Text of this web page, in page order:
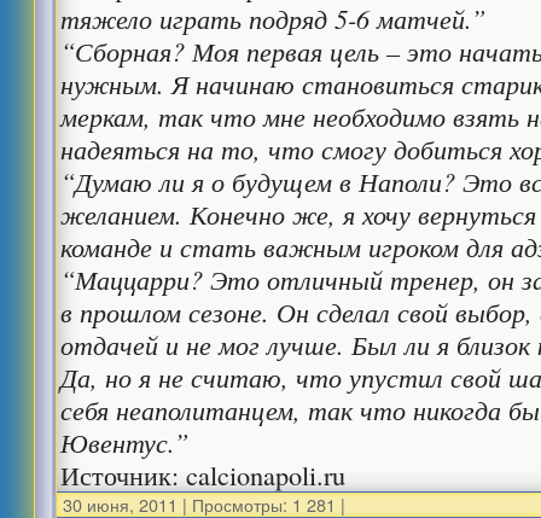
тяжело играть подряд 5-6 матчей.”
“Сборная? Моя первая цель – это
нужным. Я начинаю становиться
меркам, так что мне необходимо взять
надеяться на то, что смогу добиться
“Думаю ли я о будущем в Наполи? Это
желанием. Конечно же, я хочу
команде и стать важным игроком для
“Маццарри? Это отличный тренер, он
в прошлом сезоне. Он сделал свой
отдачей и не мог лучше. Был ли я
Да, но я не считаю, что упустил свой
себя неаполитанцем, так что никогда
Ювентус.”
Источник: calcionapoli.ru
30 июня, 2011 | Просмотры: 1 281 |